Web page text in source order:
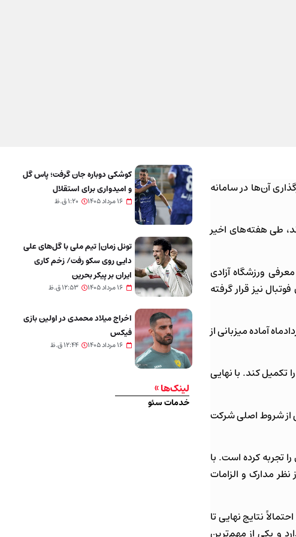
آن‌ها در سامانه
طی هفته‌های اخیر
ورزشگاه آزادی
نیز قرار گرفته
آماده میزبانی از
تکمیل کند. با نهایی
از شروط اصلی شرکت
تجربه کرده است. با
مدارک و الزامات
نتایج نهایی تا
و یکی از مهم‌ترین
کوشکی دوباره جان گرفت؛ پاس گل
و امیدواری برای استقلال
۱۶ مرداد ۱۴۰۵ ۱:۲۰ ق.ظ
تونل زمان| تیم ملی با گل‌های علی
دایی روی سکو رفت/ زخم کاری
ایران بر پیکر بحرین
۱۶ مرداد ۱۴۰۵ ۱۲:۵۳ ق.ظ
اخراج میلاد محمدی در اولین بازی
فیکس
۱۶ مرداد ۱۴۰۵ ۱۲:۴۴ ق.ظ
لینک‌ها »
خدمات سئو